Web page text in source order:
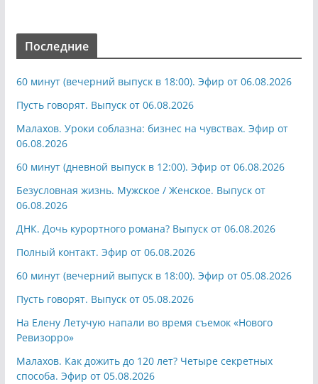
Последние
60 минут (вечерний выпуск в 18:00). Эфир от 06.08.2026
Пусть говорят. Выпуск от 06.08.2026
Малахов. Уроки соблазна: бизнес на чувствах. Эфир от
06.08.2026
60 минут (дневной выпуск в 12:00). Эфир от 06.08.2026
Безусловная жизнь. Мужское / Женское. Выпуск от
06.08.2026
ДНК. Дочь курортного романа? Выпуск от 06.08.2026
Полный контакт. Эфир от 06.08.2026
60 минут (вечерний выпуск в 18:00). Эфир от 05.08.2026
Пусть говорят. Выпуск от 05.08.2026
На Елену Летучую напали во время съемок «Нового
Ревизорро»
Малахов. Как дожить до 120 лет? Четыре секретных
способа. Эфир от 05.08.2026